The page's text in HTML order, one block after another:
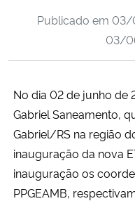
Ministério do Meio Ambiente
Ministério do Turismo
Publicado em 03/
03/
​No dia 02 de junho de
Gabriel Saneamento,
Gabriel/RS na região
inauguração da nova
inauguração os
PPGEAMB,